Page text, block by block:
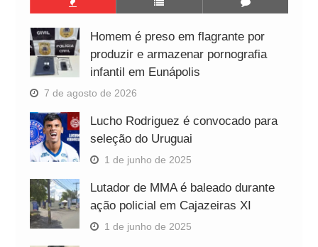
Homem é preso em flagrante por
produzir e armazenar pornografia
infantil em Eunápolis
7 de agosto de 2026
Lucho Rodriguez é convocado para
seleção do Uruguai
1 de junho de 2025
Lutador de MMA é baleado durante
ação policial em Cajazeiras XI
1 de junho de 2025